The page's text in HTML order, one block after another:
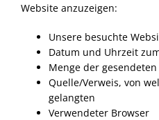
Website anzuzeigen:
Unsere besuchte
Datum und Uhrzeit
Menge der
Quelle/Verweis, von
gelangten
Verwendeter Browser